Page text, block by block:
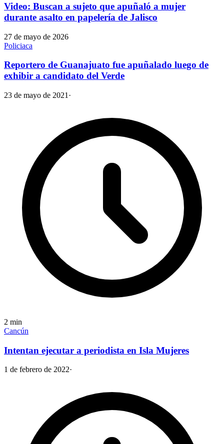
Video: Buscan a sujeto que apuñaló a mujer
durante asalto en papelería de Jalisco
27 de mayo de 2026
Policiaca
Reportero de Guanajuato fue apuñalado luego de
exhibir a candidato del Verde
23 de mayo de 2021 ·
2 min
Cancún
Intentan ejecutar a periodista en Isla Mujeres
1 de febrero de 2022·